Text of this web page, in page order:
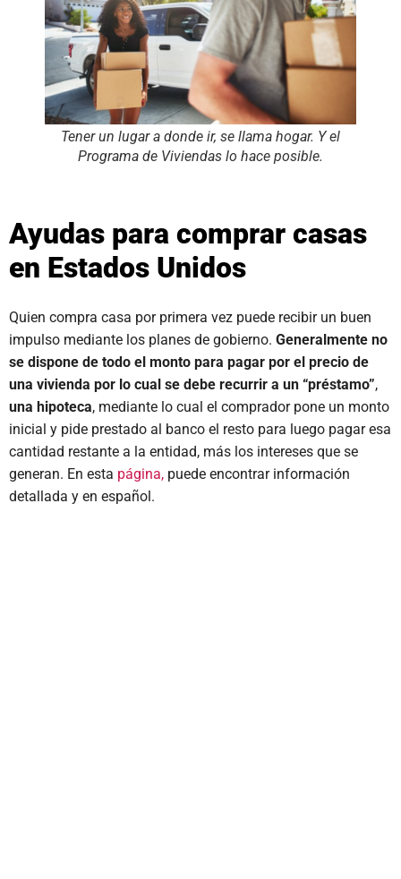
Tener un lugar a donde ir, se llama hogar. Y el
Programa de Viviendas lo hace posible.
Ayudas para comprar casas
en Estados Unidos
Quien compra casa por primera vez puede recibir un buen
impulso mediante los planes de gobierno. Generalmente no
se dispone de todo el monto para pagar por el precio de
una vivienda por lo cual se debe recurrir a un “préstamo”,
una hipoteca, mediante lo cual el comprador pone un monto
inicial y pide prestado al banco el resto para luego pagar esa
cantidad restante a la entidad, más los intereses que se
generan. En esta página, puede encontrar información
detallada y en español.